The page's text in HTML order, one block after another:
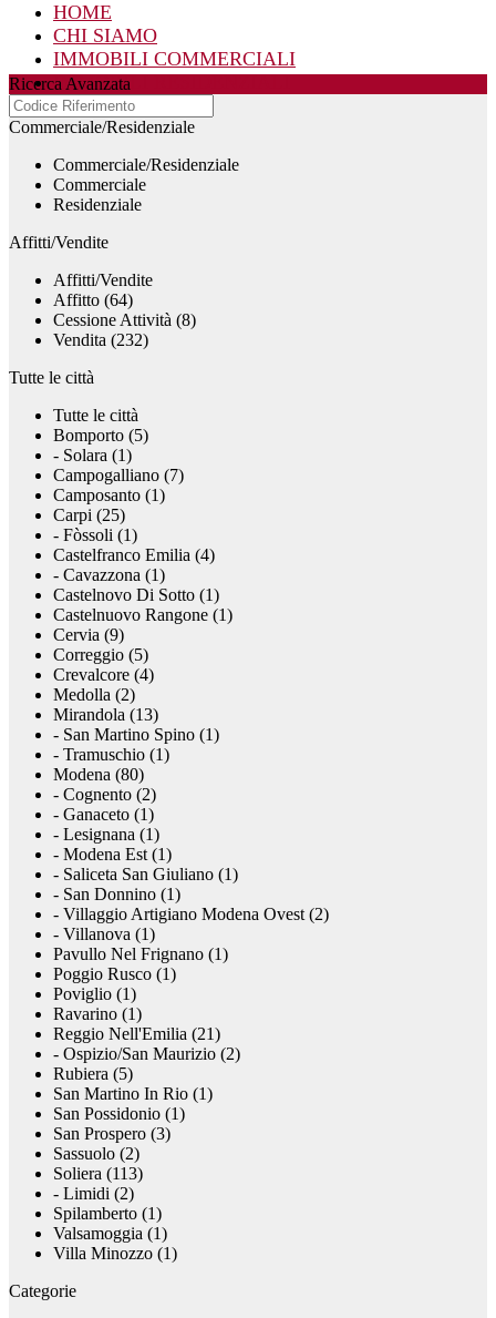
HOME
CHI SIAMO
IMMOBILI COMMERCIALI
IMMOBILI RESIDENZIALI
CONTATTI
Ricerca Avanzata
Commerciale/Residenziale
Commerciale/Residenziale
Commerciale
Residenziale
Affitti/Vendite
Affitti/Vendite
Affitto (64)
Cessione Attività (8)
Vendita (232)
Tutte le città
Tutte le città
Bomporto (5)
- Solara (1)
Campogalliano (7)
Camposanto (1)
Carpi (25)
- Fòssoli (1)
Castelfranco Emilia (4)
- Cavazzona (1)
Castelnovo Di Sotto (1)
Castelnuovo Rangone (1)
Cervia (9)
Correggio (5)
Crevalcore (4)
Medolla (2)
Mirandola (13)
- San Martino Spino (1)
- Tramuschio (1)
Modena (80)
- Cognento (2)
- Ganaceto (1)
- Lesignana (1)
- Modena Est (1)
- Saliceta San Giuliano (1)
- San Donnino (1)
- Villaggio Artigiano Modena Ovest (2)
- Villanova (1)
Pavullo Nel Frignano (1)
Poggio Rusco (1)
Poviglio (1)
Ravarino (1)
Reggio Nell'Emilia (21)
- Ospizio/San Maurizio (2)
Rubiera (5)
San Martino In Rio (1)
San Possidonio (1)
San Prospero (3)
Sassuolo (2)
Soliera (113)
- Limidi (2)
Spilamberto (1)
Valsamoggia (1)
Villa Minozzo (1)
Categorie